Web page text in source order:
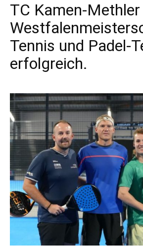
TC Kamen-Methler
Tennis und Padel-
erfolgreich.